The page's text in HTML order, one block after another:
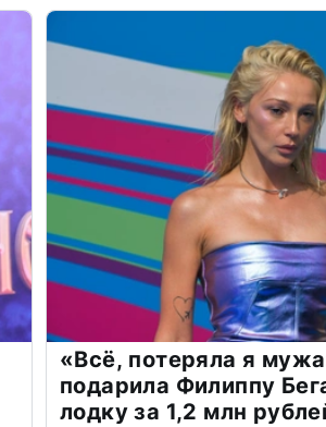
«Всё, потеряла я
подарила Филиппу
лодку за 1,2 млн